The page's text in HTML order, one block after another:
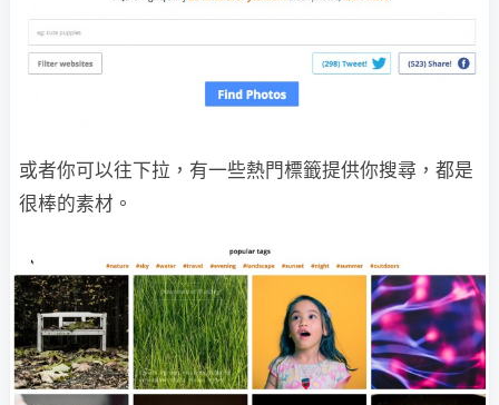
或者你可以往下拉，有一些熱門標籤提供你搜尋，都是
很棒的素材。